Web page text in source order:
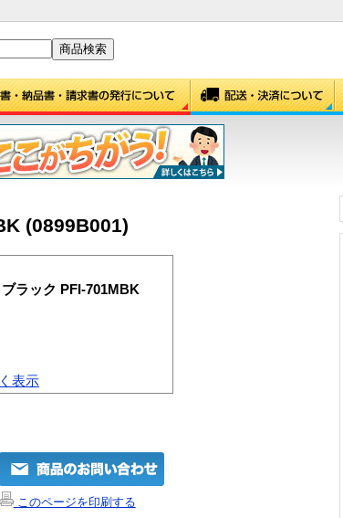
(0899B001)
ラック PFI-701MBK
表示
このページを印刷する